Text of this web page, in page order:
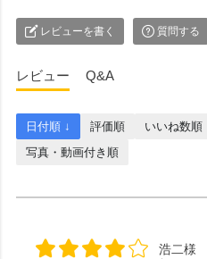
レビューを書く 質問する
レビュー Q&A
日付順 ↓ 評価順 いいね数順
写真・動画付き順
浩二様